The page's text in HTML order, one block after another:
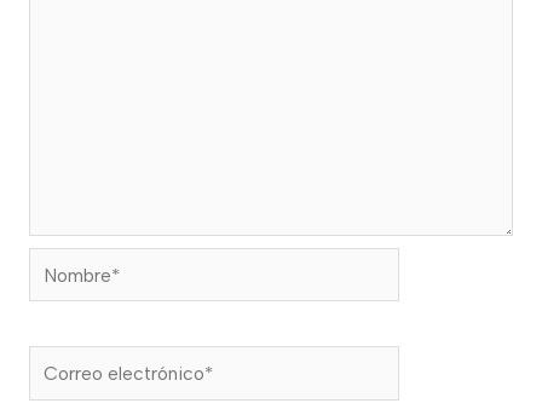
Nombre*
Correo
electrónico*